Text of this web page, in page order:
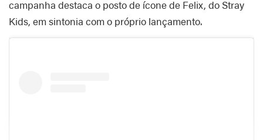
campanha destaca o posto de ícone de Felix, do Stray
Kids, em sintonia com o próprio lançamento.